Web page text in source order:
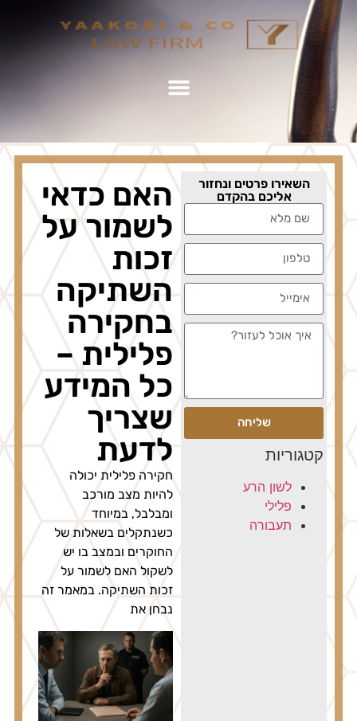
השאירו פרטים ונחזור
אליכם בהקדם
לשון הרע
פלילי
תעבורה
האם כדאי
לשמור על
זכות
השתיקה
בחקירה
פלילית –
כל המידע
שצריך
לדעת
חקירה פלילית יכולה
להיות מצב מורכב
ומבלבל, במיוחד
כשנתקלים בשאלות של
החוקרים ובמצב בו יש
לשקול האם לשמור על
זכות השתיקה. במאמר זה
נבחן את